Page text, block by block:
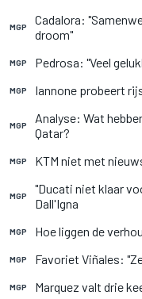
MGP
Cadalora:
droom"
MGP Pedrosa: "Veel
MGP Iannone probeert
MGP
Analyse: Wat
Qatar?
MGP KTM niet met
MGP
"Ducati niet klaar
Dall'Igna
MGP Hoe liggen de
MGP Favoriet Viñales:
MGP Marquez valt drie